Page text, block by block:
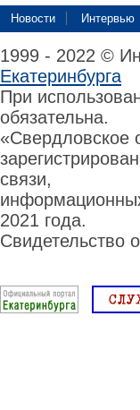
Новости Интервью
1999 - 2022 ©
Екатеринбурга
При
обязательна.
«Свердловское
связи,
2021 года.
Свидетельство